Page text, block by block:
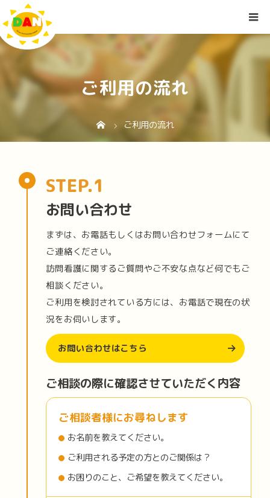
ご利用の流れ
ご利用の流れ
お問い合わせ
まずは、お電話もしくはお問い合わせフォームにて
ご連絡ください。
訪問看護に関するご質問やご不安な点など何でもご
相談ください。
ご利用を検討されている方には、お電話で現在の状
況をお伺いします。
お問い合わせはこちら
ご相談の際に確認させていただく内容
ご相談者様にお尋ねします
お名前を教えてください。
ご利用される予定の方とのご関係は？
お困りのこと、ご希望を教えてください。